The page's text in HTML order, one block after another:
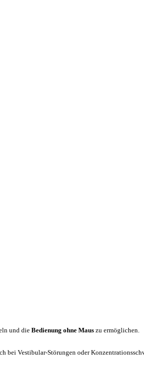
und dieBedienung ohne Maus zu ermöglichen.
bei Vestibular-Störungen oder